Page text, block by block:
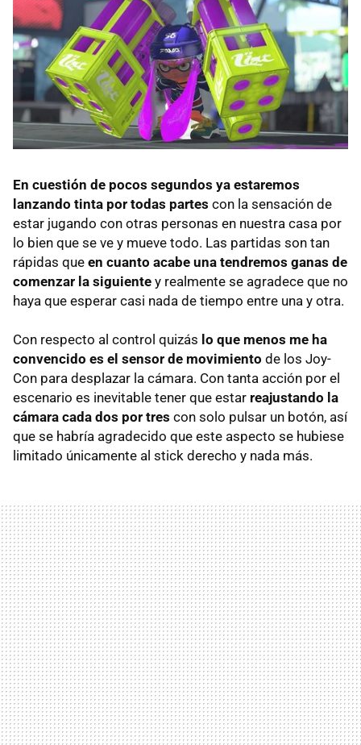
En cuestión de pocos segundos ya estaremos
lanzando tinta por todas partes con la sensación de
estar jugando con otras personas en nuestra casa por
lo bien que se ve y mueve todo. Las partidas son tan
rápidas que en cuanto acabe una tendremos ganas de
comenzar la siguiente y realmente se agradece que no
haya que esperar casi nada de tiempo entre una y otra.
Con respecto al control quizás lo que menos me ha
convencido es el sensor de movimiento de los Joy-
Con para desplazar la cámara. Con tanta acción por el
escenario es inevitable tener que estar reajustando la
cámara cada dos por tres con solo pulsar un botón, así
que se habría agradecido que este aspecto se hubiese
limitado únicamente al stick derecho y nada más.